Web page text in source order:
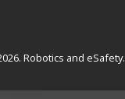
Robotics and eSafety.